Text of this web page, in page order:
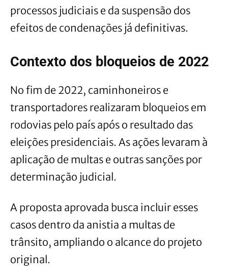
processos judiciais e da suspensão dos
efeitos de condenações já definitivas.
Contexto dos bloqueios de 2022
No fim de 2022, caminhoneiros e
transportadores realizaram bloqueios em
rodovias pelo país após o resultado das
eleições presidenciais. As ações levaram à
aplicação de multas e outras sanções por
determinação judicial.
A proposta aprovada busca incluir esses
casos dentro da anistia a multas de
trânsito, ampliando o alcance do projeto
original.